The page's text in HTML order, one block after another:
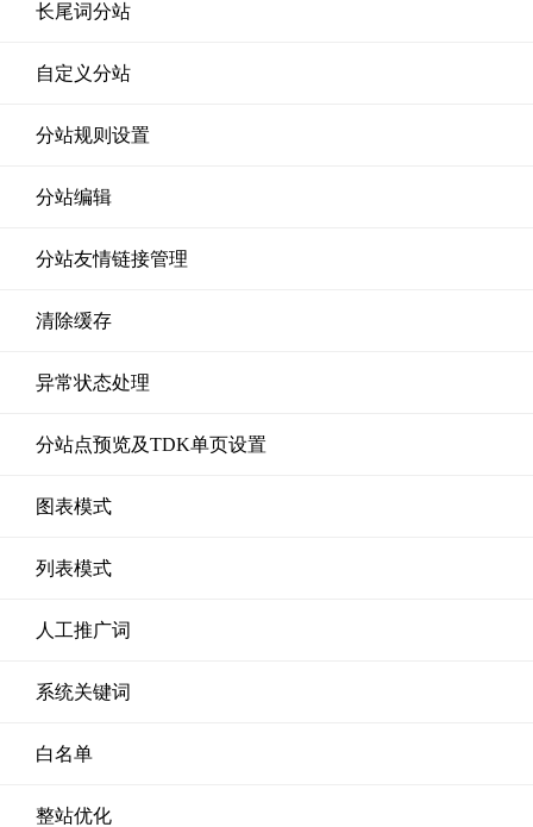
长尾词分站
自定义分站
分站规则设置
分站编辑
分站友情链接管理
清除缓存
异常状态处理
分站点预览及TDK单页设置
图表模式
列表模式
人工推广词
系统关键词
白名单
整站优化